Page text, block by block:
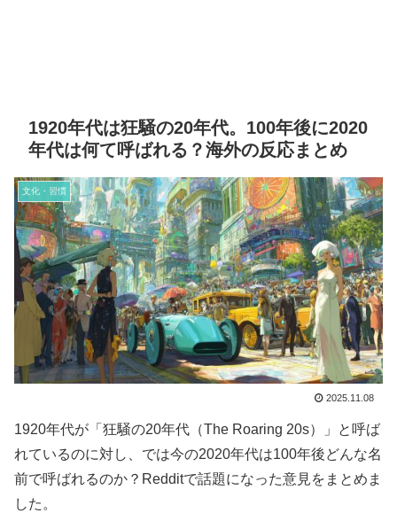
1920年代は狂騒の20年代。100年後に2020
年代は何て呼ばれる？海外の反応まとめ
文化・習慣
2025.11.08
1920年代が「狂騒の20年代（The Roaring 20s）」と呼ば
れているのに対し、では今の2020年代は100年後どんな名
前で呼ばれるのか？Redditで話題になった意見をまとめま
した。